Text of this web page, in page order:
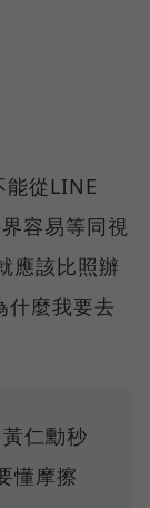
能從LINE
容易等同視
應該比照辦
什麼我要去
仁勳秒
懂摩擦